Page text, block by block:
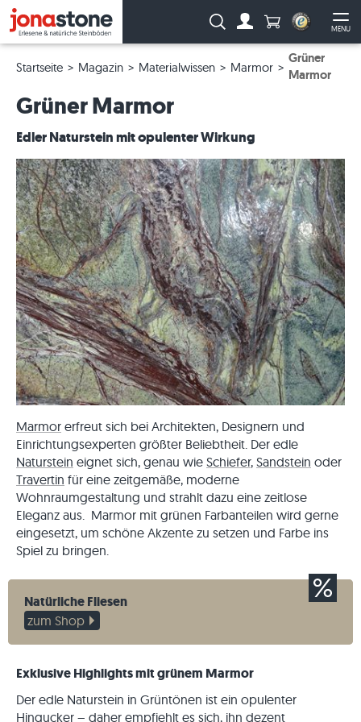
MENU
Suche: Anzahl
Startseite Magazin Materialwissen Marmor
Grüner
Marmor
Grüner Marmor
Edler Naturstein mit opulenter Wirkung
Marmor erfreut sich bei Architekten, Designern und
Einrichtungsexperten größter Beliebtheit. Der edle
Naturstein eignet sich, genau wie Schiefer, Sandstein oder
Travertin für eine zeitgemäße, moderne
Wohnraumgestaltung und strahlt dazu eine zeitlose
Eleganz aus. Marmor mit grünen Farbanteilen wird gerne
eingesetzt, um schöne Akzente zu setzen und Farbe ins
Spiel zu bringen.
Natürliche Fliesen
zum Shop
Exklusive Highlights mit grünem Marmor
Der edle Naturstein in Grüntönen ist ein opulenter
Hingucker – daher empfiehlt es sich, ihn dezent